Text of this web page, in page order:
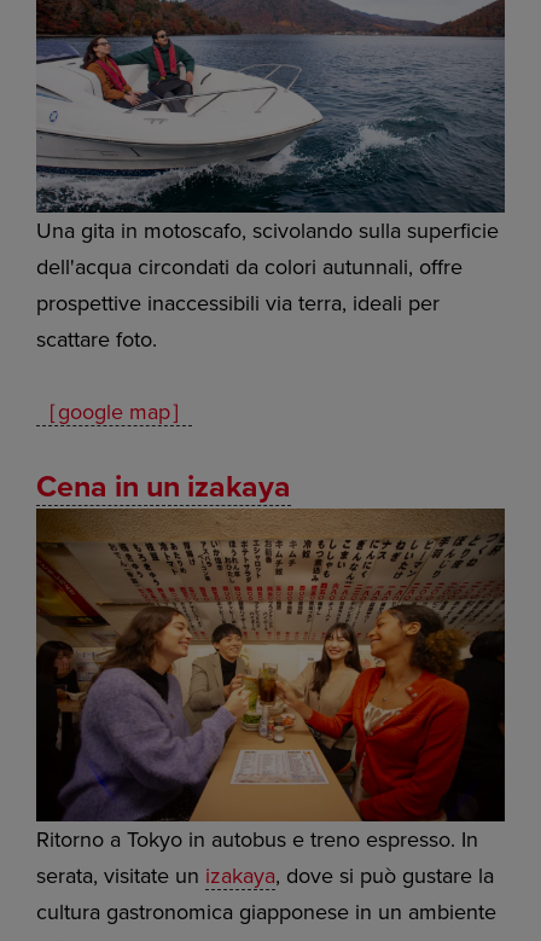
Una gita in motoscafo, scivolando sulla superficie
dell'acqua circondati da colori autunnali, offre
prospettive inaccessibili via terra, ideali per
scattare foto.
［google map］
Cena in un izakaya
Ritorno a Tokyo in autobus e treno espresso. In
serata, visitate un izakaya, dove si può gustare la
cultura gastronomica giapponese in un ambiente